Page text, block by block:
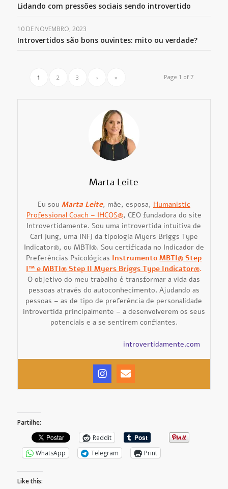
Lidando com pressões sociais sendo introvertido
10 DE NOVEMBRO, 2023
Introvertidos são bons ouvintes: mito ou verdade?
Page 1 of 7
1 2 3 › »
Marta Leite
Eu sou Marta Leite, mãe, esposa, Humanistic
Professional Coach – IHCOS®, CEO fundadora do site
Introvertidamente. Sou uma introvertida intuitiva de
Carl Jung, uma INFJ da tipologia Myers Briggs Type
Indicator®, ou MBTI®. Sou certificada no Indicador de
Preferências Psicológicas InstrumentoMBTI® Step
I™ e MBTI® Step II Myers Briggs Type Indicator®.
O objetivo do meu trabalho é transformar a vida das
pessoas através do autoconhecimento. Ajudando as
pessoas – as de tipo de preferência de personalidade
introvertida principalmente – a desenvolverem os seus
potenciais e a se sentirem confiantes.
introvertidamente.com
Partilhe:
Reddit
WhatsApp
Telegram Print
Like this: